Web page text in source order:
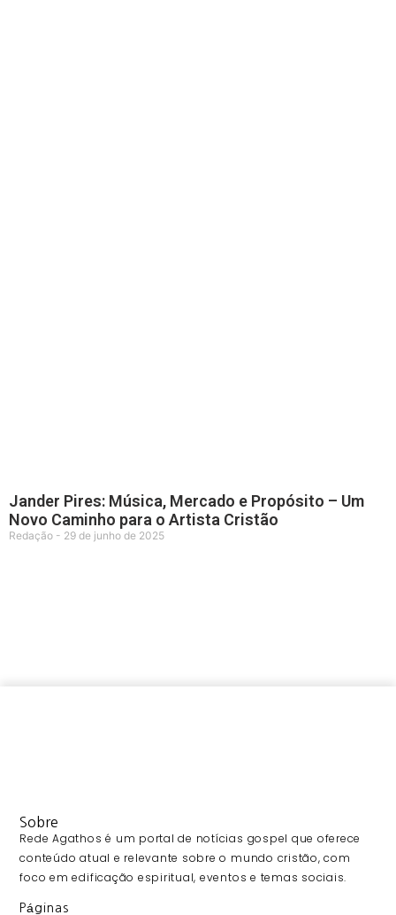
Jander Pires: Música, Mercado e Propósito – Um
Novo Caminho para o Artista Cristão
Redação 29 de junho de 2025
Sobre
Rede Agathos é um portal de notícias gospel que oferece
conteúdo atual e relevante sobre o mundo cristão, com
foco em edificação espiritual, eventos e temas sociais.
Páginas